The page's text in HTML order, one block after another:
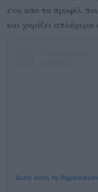
ένα από τα προφίλ
και χαρίζει
Δείτε αυτή τη